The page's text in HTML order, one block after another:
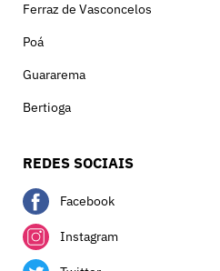
Ferraz de Vasconcelos
Poá
Guararema
Bertioga
REDES SOCIAIS
Facebook
Instagram